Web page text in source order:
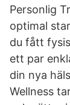
Personlig
optimal
du fått
ett par
din nya
Wellness